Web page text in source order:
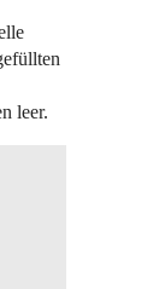
leer.